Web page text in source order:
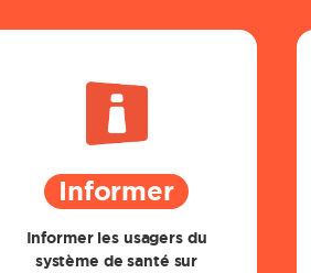
Informer
Informer les usagers du
système de santé sur